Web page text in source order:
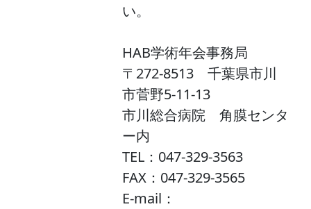
い。
HAB学術年会事務局
〒272-8513 千葉県市川
市菅野5-11-13
市川総合病院 角膜センタ
ー内
TEL：047-329-3563
FAX：047-329-3565
E-mail：